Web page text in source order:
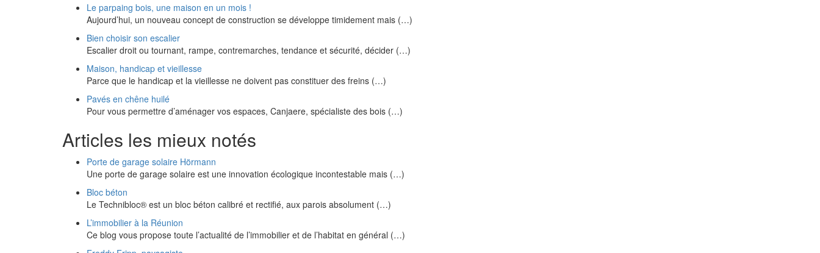
Le parpaing bois, une maison en un mois !
Aujourd’hui, un nouveau concept de construction se développe timidement mais (…)
Bien choisir son escalier
Escalier droit ou tournant, rampe, contremarches, tendance et sécurité, décider (…)
Maison, handicap et vieillesse
Parce que le handicap et la vieillesse ne doivent pas constituer des freins (…)
Pavés en chêne huilé
Pour vous permettre d’aménager vos espaces, Canjaere, spécialiste des bois (…)
Articles les mieux notés
Porte de garage solaire Hörmann
Une porte de garage solaire est une innovation écologique incontestable mais (…)
Bloc béton
Le Technibloc® est un bloc béton calibré et rectifié, aux parois absolument (…)
L’immobilier à la Réunion
Ce blog vous propose toute l’actualité de l’immobilier et de l’habitat en général (…)